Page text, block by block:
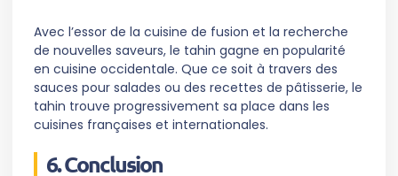
Avec l’essor de la cuisine de fusion et la recherche
de nouvelles saveurs, le tahin gagne en popularité
en cuisine occidentale. Que ce soit à travers des
sauces pour salades ou des recettes de pâtisserie, le
tahin trouve progressivement sa place dans les
cuisines françaises et internationales.
6. Conclusion